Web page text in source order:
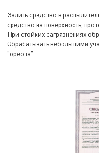
Залить средство в
средство на поверхность,
При стойких загрязнениях
Обрабатывать небольшими
"ореола".